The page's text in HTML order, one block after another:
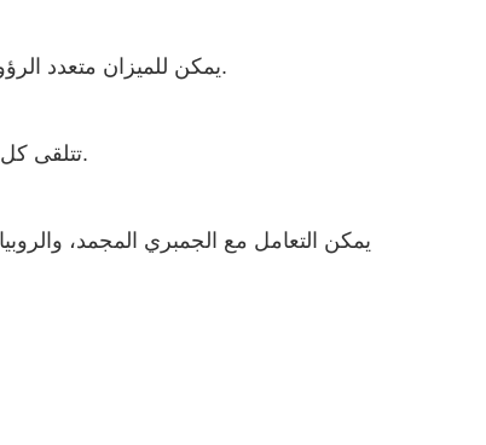
يمكن للميزان متعدد الرؤوس التعامل مع إنتاجية أعلى بكثير مقارنة بالأنظمة اليدوية أو شبه الأوتوماتيكية.
تتلقى كل حقيبة كمية محددة من المنتج، مما يحسن صورة العلامة التجارية ورضا العملاء.
يمكن التعامل مع الجمبري المجمد،